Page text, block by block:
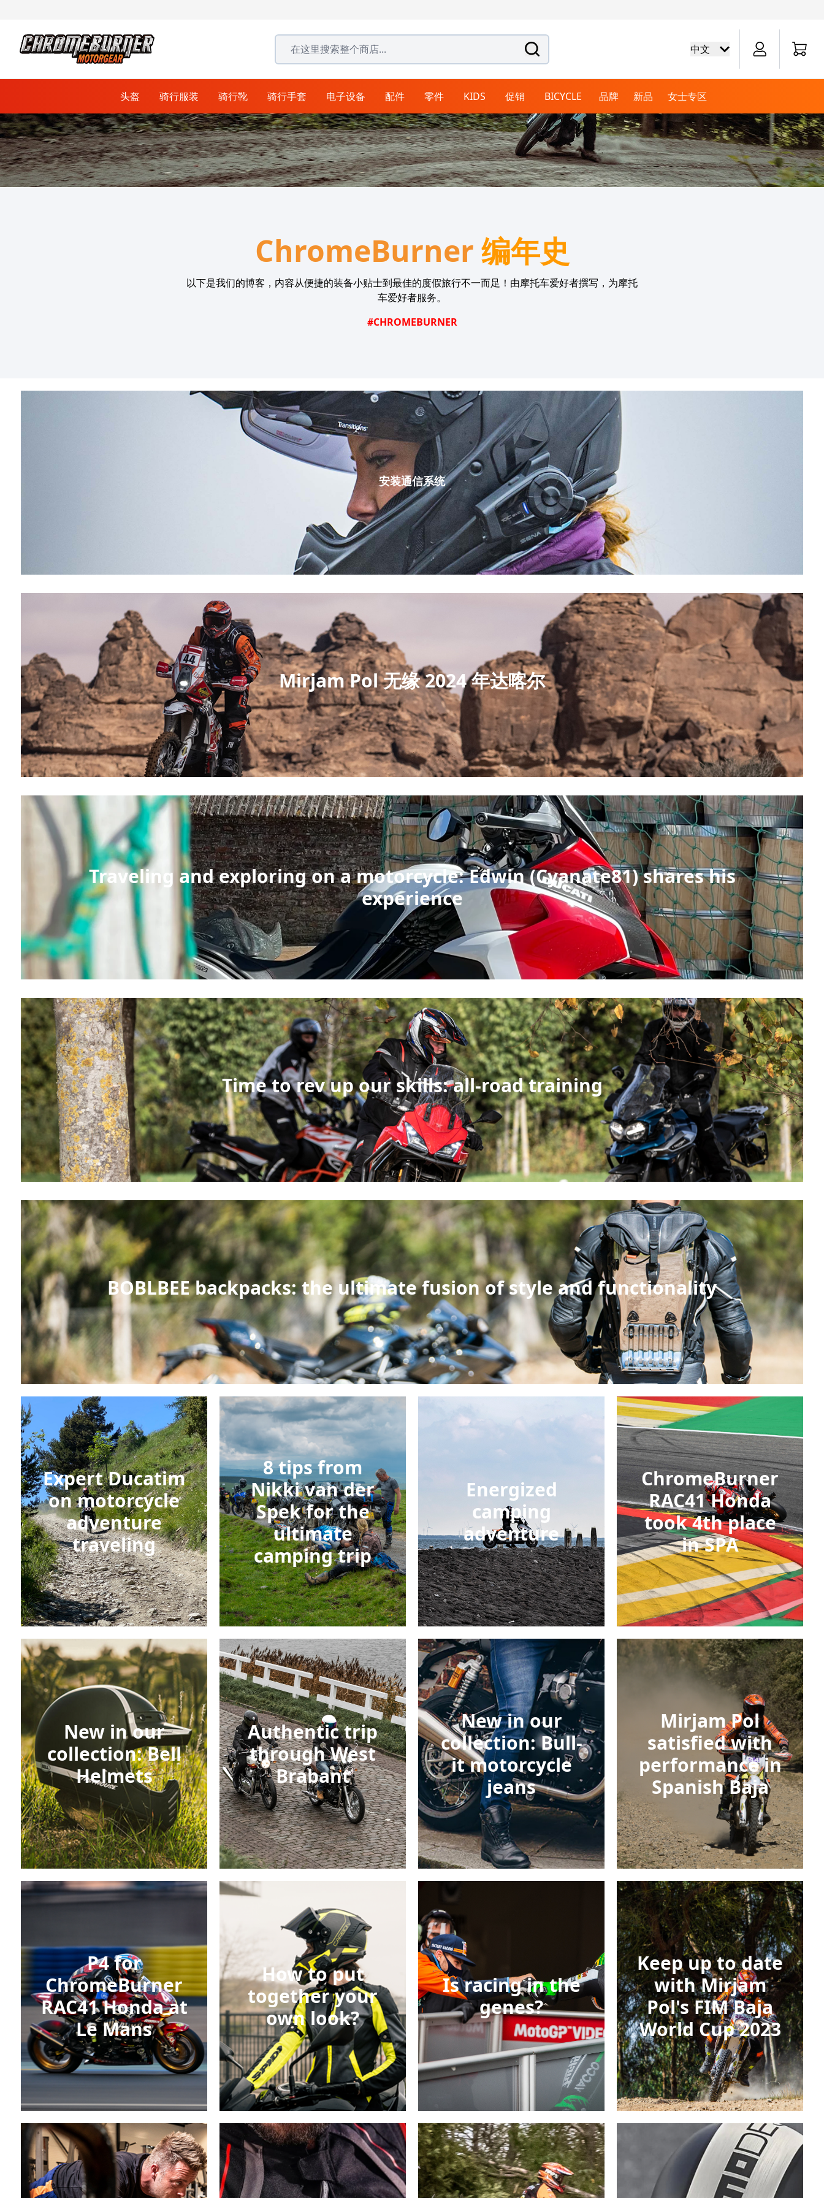
中文 Cart
在这里搜索整个商店...
头盔
全盔 揭面盔 3/4盔 越野盔
头盔防雾片
头盔遮阳镜片
头盔护目镜
骑行服装
骑行外套
赛车服
拉力和旅行服
骑行裤
赛车裤
拉力和旅行裤
皮衣
连体皮衣
分体皮衣
越野骑行服
越野运动服
越野骑行裤
装甲衬衫 雨具
冷却背心
反光背心
其他配件
鞋类
连衣帽
长袖
裤子
衬衫
裙子和连衣裙
袜子
T恤
骑行靴
赛车靴 越野靴 拉力和旅行靴 巡航靴
骑行手套
赛车手套 拉力和旅行手套 城市手套 巡航手套
电子设备
通讯系统 导航系统 支架系统
配件
保护与安全
防盗锁
车套
行李箱
尾箱
边箱
旅行袋和旅行包
油缸袋
车架和支架
清洁用品
头盔护理
衣物护理
周边商品
零件
保护板 排气系统 握把 电池
KIDS 促销 BICYCLE
自行车手套 BICYCLE HELMETS 自行车裤 自行车衬衫
品牌 新品
女士专区
跳到内容
ChromeBurner 编年史
以下是我们的博客，内容从便捷的装备小贴士到最佳的度假旅行不一而足！由摩托车爱好者撰写，为摩托
车爱好者服务。
#CHROMEBURNER
安装通信系统
Mirjam Pol 无缘 2024 年达喀尔
Traveling and exploring on a motorcycle: Edwin (Cyanate81) shares his
experience
Time to rev up our skills: all-road training
BOBLBEE backpacks: the ultimate fusion of style and functionality
Expert Ducatim
on motorcycle
adventure
traveling
8 tips from
Nikki van der
Spek for the
ultimate
camping trip
Energized
camping
adventure
ChromeBurner
RAC41 Honda
took 4th place
in SPA
New in our
collection: Bell
Helmets
Authentic trip
through West
Brabant
New in our
collection: Bull-
it motorcycle
jeans
Mirjam Pol
satisfied with
performance in
Spanish Baja
P4 for
ChromeBurner
RAC41 Honda at
Le Mans
How to put
together your
own look?
Is racing in the
genes?
Keep up to date
with Mirjam
Pol's FIM Baja
World Cup 2023